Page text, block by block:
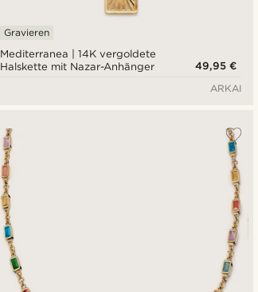
Mediterranea | 14K vergoldete
Halskette mit Nazar-Anhänger
Gravieren
49,95 €
ARKAI